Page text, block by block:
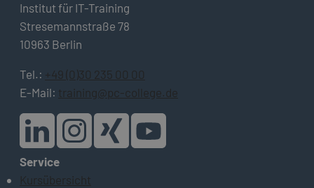
Institut für IT-Training
Stresemannstraße 78
10963 Berlin
Tel.: +49 (0)30 235 00 00
E-Mail: training@pc-college.de
Service
Kursübersicht